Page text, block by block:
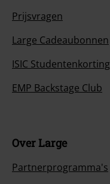
Prijsvragen
Large Cadeaubonnen
ISIC Studentenkorting
EMP Backstage Club
Over Large
Partnerprogramma's